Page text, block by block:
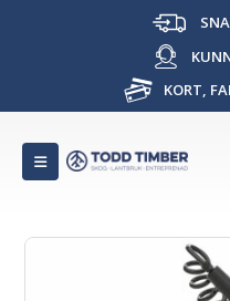
KORT,